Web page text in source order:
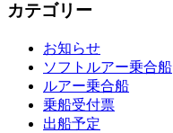
カテゴリー
お知らせ
ソフトルアー乗合船
ルアー乗合船
乗船受付票
出船予定